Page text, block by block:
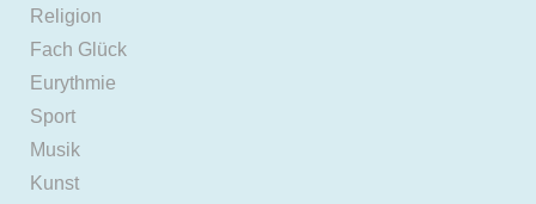
Religion
Fach Glück
Eurythmie
Sport
Musik
Kunst